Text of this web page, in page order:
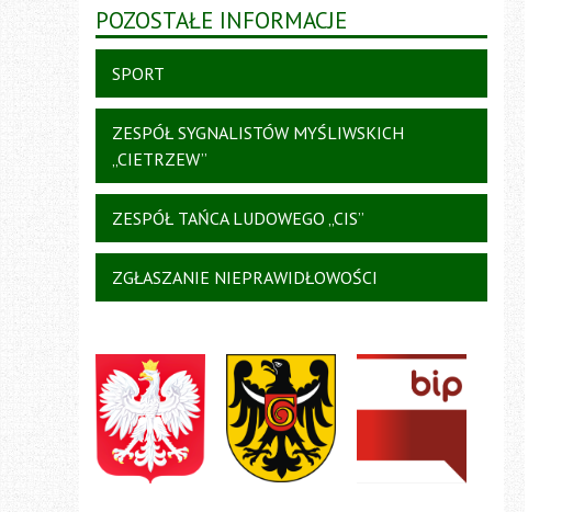
POZOSTAŁE INFORMACJE
SPORT
ZESPÓŁ SYGNALISTÓW MYŚLIWSKICH
„CIETRZEW”
ZESPÓŁ TAŃCA LUDOWEGO „CIS”
ZGŁASZANIE NIEPRAWIDŁOWOŚCI